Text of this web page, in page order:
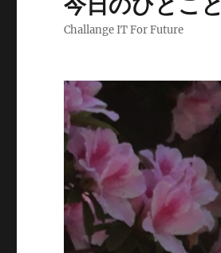
Challange IT For Future